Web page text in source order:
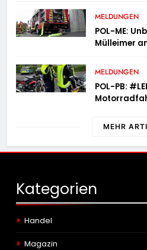
MELDUNGEN
POL-ME:
Mülleimer
MELDUNGEN
POL-PB:
MEHR
Kategorien
Handel
Magazin